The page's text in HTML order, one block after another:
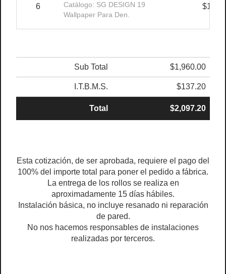
6
Catálogo: SG DESIGN 19
Wallpaper Para Den.
Sub Total $1,960.00
I.T.B.M.S. $137.20
Total $2,097.20
Esta cotización, de ser aprobada, requiere el pago del
100% del importe total para poner el pedido a fábrica.
La entrega de los rollos se realiza en
aproximadamente 15 días hábiles.
Instalación básica, no incluye resanado ni reparación
de pared.
No nos hacemos responsables de instalaciones
realizadas por terceros.